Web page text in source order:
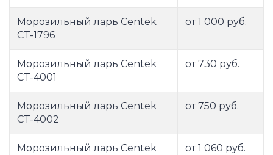
Морозильный ларь Centek
CT-1796
от 1 000 руб.
Морозильный ларь Centek
CT-4001
от 730 руб.
Морозильный ларь Centek
CT-4002
от 750 руб.
Морозильный ларь Centek
от 1 060 руб.